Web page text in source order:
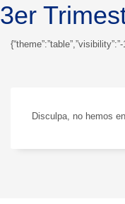
3er
Disculpa, no hemos